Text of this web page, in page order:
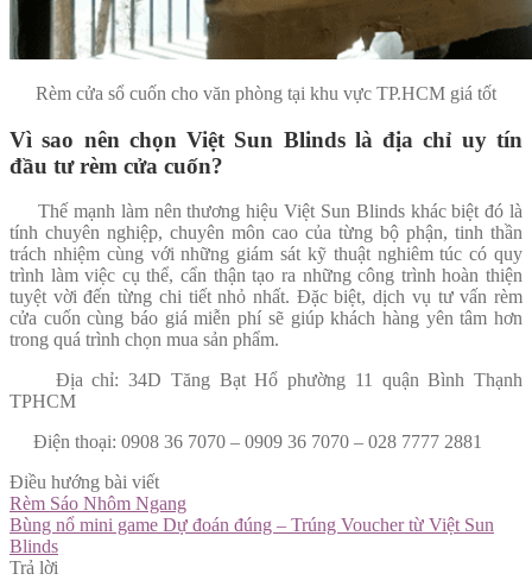
Rèm cửa sổ cuốn cho văn phòng tại khu vực TP.HCM giá tốt
Vì sao nên chọn Việt Sun Blinds là địa chỉ uy tín
đầu tư rèm cửa cuốn?
Thế mạnh làm nên thương hiệu Việt Sun Blinds khác biệt đó là
tính chuyên nghiệp, chuyên môn cao của từng bộ phận, tinh thần
trách nhiệm cùng với những giám sát kỹ thuật nghiêm túc có quy
trình làm việc cụ thể, cẩn thận tạo ra những công trình hoàn thiện
tuyệt vời đến từng chi tiết nhỏ nhất. Đặc biệt, dịch vụ tư vấn rèm
cửa cuốn cùng báo giá miễn phí sẽ giúp khách hàng yên tâm hơn
trong quá trình chọn mua sản phẩm.
Địa chỉ: 34D Tăng Bạt Hổ phường 11 quận Bình Thạnh
TPHCM
Điện thoại: 0908 36 7070 – 0909 36 7070 – 028 7777 2881
Điều hướng bài viết
Rèm Sáo Nhôm Ngang
Bùng nổ mini game Dự đoán đúng – Trúng Voucher từ Việt Sun
Blinds
Trả lời